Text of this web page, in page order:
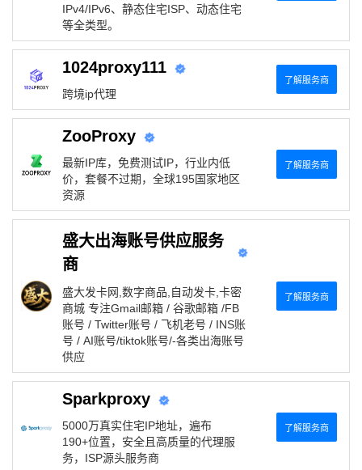
IPv4/IPv6、静态住宅ISP、动态住宅
等全类型。
1024proxy111
跨境ip代理
了解服务商
ZooProxy
最新IP库，免费测试IP，行业内低
价，套餐不过期，全球195国家地区
资源
了解服务商
盛大出海账号供应服务
商
盛大发卡网,数字商品,自动发卡,卡密
商城 专注Gmail邮箱 / 谷歌邮箱 /FB
账号 / Twitter账号 / 飞机老号 / INS账
号 / AI账号/tiktok账号/-各类出海账号
供应
了解服务商
Sparkproxy
5000万真实住宅IP地址，遍布
190+位置，安全且高质量的代理服
务，ISP源头服务商
了解服务商